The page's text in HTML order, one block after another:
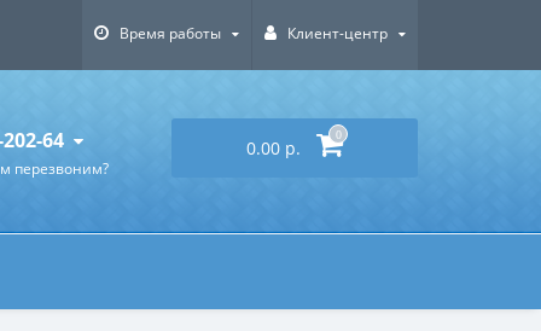
Время работы Клиент-центр
64
перезвоним?
0.00 р.
0